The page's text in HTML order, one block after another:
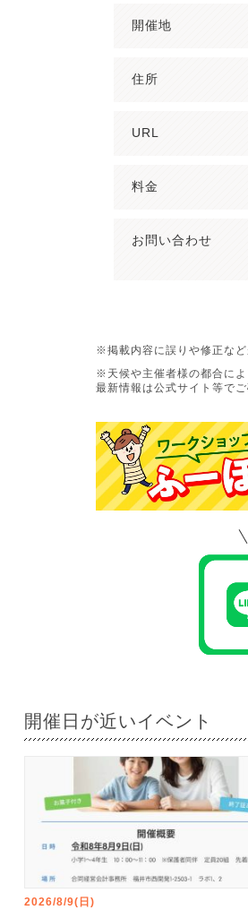
開催地
住所
URL
料金
お問い合わせ
※掲載内容に誤りや修正など
※天候や主催者様の都合によ
最新情報は公式サイト等でご
開催日が近いイベント
2026/8/9(日)